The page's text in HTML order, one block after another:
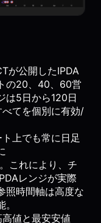
が公開したIPDA
の20、40、60営
は5日から120日
てを個別に有効/
上でも常に日足
これにより、チ
レンジが実際
照時間軸は高度な
値と最安安値